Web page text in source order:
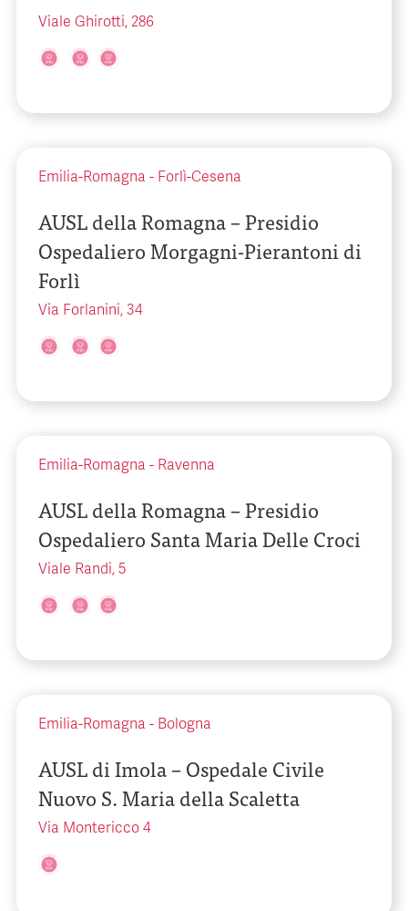
Viale Ghirotti, 286
Emilia-Romagna - Forlì-Cesena
AUSL della Romagna – Presidio
Ospedaliero Morgagni-Pierantoni di
Forlì
Via Forlanini, 34
Emilia-Romagna - Ravenna
AUSL della Romagna – Presidio
Ospedaliero Santa Maria Delle Croci
Viale Randi, 5
Emilia-Romagna - Bologna
AUSL di Imola – Ospedale Civile
Nuovo S. Maria della Scaletta
Via Montericco 4